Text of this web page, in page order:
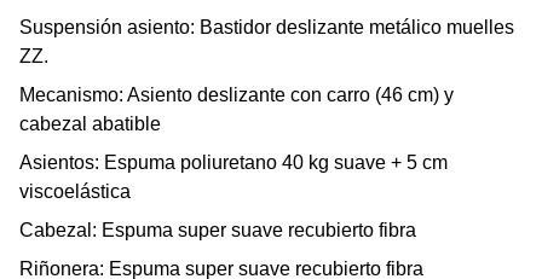
Suspensión asiento: Bastidor deslizante metálico muelles
ZZ.
Mecanismo: Asiento deslizante con carro (46 cm) y
cabezal abatible
Asientos: Espuma poliuretano 40 kg suave + 5 cm
viscoelástica
Cabezal: Espuma super suave recubierto fibra
Riñonera: Espuma super suave recubierto fibra